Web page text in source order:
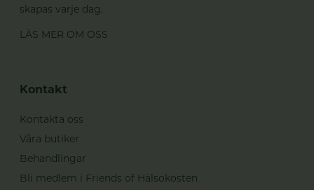
skapas varje dag.
LÄS MER OM OSS
Kontakt
Kontakta oss
Våra butiker
Behandlingar
Bli medlem i Friends of Hälsokosten